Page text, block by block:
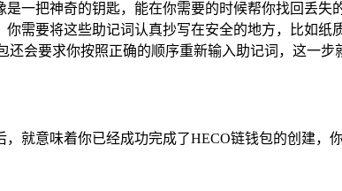
一把神奇的钥匙，能在你需要的时候帮你找回丢
需要将这些助记词认真抄写在安全的地方，比如
会要求你按照正确的顺序重新输入助记词，这一
就意味着你已经成功完成了HECO链钱包的创建